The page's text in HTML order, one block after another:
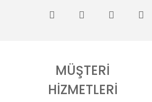
MÜŞTERİ
HİZMETLERİ